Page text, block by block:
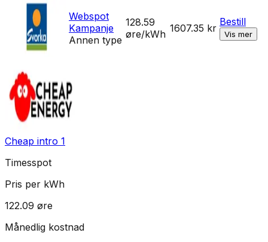
Webspot
Kampanje
Annen type
128.59
øre/kWh 1607.35 kr
Bestill
Vis mer
Cheap intro 1
Timesspot
Pris per kWh
122.09 øre
Månedlig kostnad